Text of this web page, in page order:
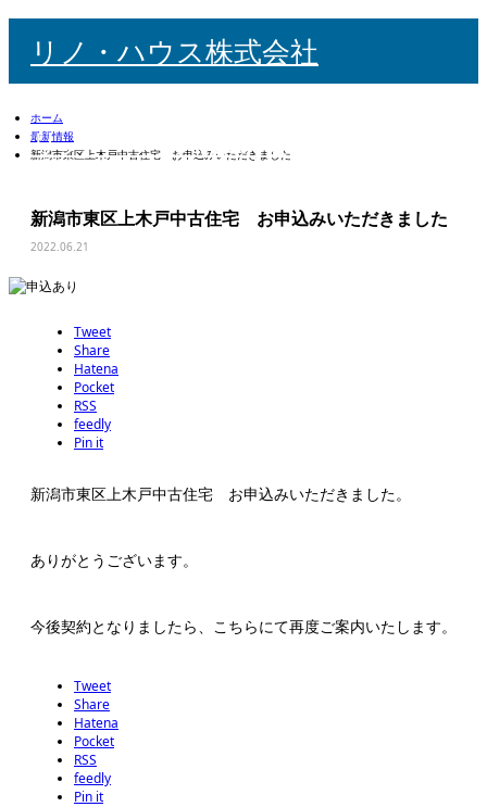
リノ・ハウス株式会社
リノ・ハウス株式会社
ホーム
最新情報
新潟市東区上木戸中古住宅 お申込みいただきました
新潟市東区上木戸中古住宅 お申込みいただきました
2022.06.21
Tweet
Share
Hatena
Pocket
RSS
feedly
Pin it
新潟市東区上木戸中古住宅 お申込みいただきました。
ありがとうございます。
今後契約となりましたら、こちらにて再度ご案内いたします。
Tweet
Share
Hatena
Pocket
RSS
feedly
Pin it